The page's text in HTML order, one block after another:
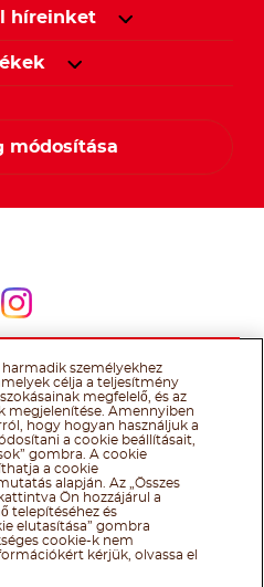
híreinket
módosítása
Kövessen
Nutella® cookie tájékoztató
információk Impresszum
Ferrero
tájékoztató
harmadik személyekhez
célja a teljesítmény
megfelelő, és az
megjelenítése. Amennyiben
hogy hogyan használjuk a
a cookie beállításait,
gombra. A cookie
a cookie
alapján. Az „Összes
Ön hozzájárul a
telepítéséhez és
elutasítása” gombra
cookie-k nem
kérjük, olvassa el